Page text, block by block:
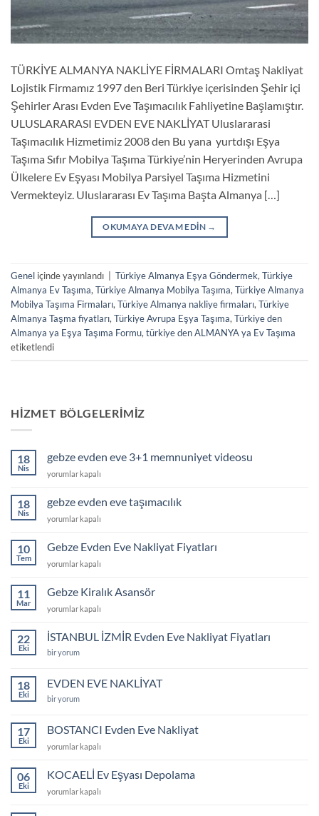
TÜRKİYE ALMANYA NAKLİYE FİRMALARI Omtaş Nakliyat
Lojistik Firmamız 1997 den Beri Türkiye içerisinden Şehir içi
Şehirler Arası Evden Eve Taşımacılık Fahliyetine Başlamıştır.
ULUSLARARASI EVDEN EVE NAKLİYAT Uluslararasi
Taşımacılık Hizmetimiz 2008 den Bu yana yurtdışı Eşya
Taşıma Sıfır Mobilya Taşıma Türkiye’nin Heryerinden Avrupa
Ülkelere Ev Eşyası Mobilya Parsiyel Taşıma Hizmetini
Vermekteyiz. Uluslararası Ev Taşıma Başta Almanya […]
OKUMAYA DEVAM EDIN →
Genel içinde yayınlandı Türkiye Almanya Eşya Göndermek, Türkiye
Almanya Ev Taşıma, Türkiye Almanya Mobilya Taşıma, Türkiye Almanya
Mobilya Taşıma Firmaları, Türkiye Almanya nakliye firmaları, Türkiye
Almanya Taşma fiyatları, Türkiye Avrupa Eşya Taşıma, Türkiye den
Almanya ya Eşya Taşıma Formu, türkiye den ALMANYA ya Ev Taşıma
etiketlendi
HIZMET BÖLGELERIMIZ
18
Nis
gebze evden eve 3+1 memnuniyet videosu
gebze
3+1
memnuniyet
için
yorumlar kapalı
18
Nis
gebze evden eve taşımacılık
gebze
eve
için
yorumlar kapalı
10
Tem
Gebze Evden Eve Nakliyat Fiyatları
Gebze
Eve
Fiyatları
yorumlar kapalı
11
Mar
Gebze Kiralık Asansör
Gebze
Asansör
yorumlar kapalı
22
Eki
İSTANBUL İZMİR Evden Eve Nakliyat Fiyatları
İSTANBUL
Eve
Nakliyat
Fiyatları
bir yorum
18
Eki
EVDEN EVE NAKLİYAT
EVDEN
için
bir yorum
17
Eki
BOSTANCI Evden Eve Nakliyat
BOSTANCI
Eve
için
yorumlar kapalı
06
Eki
KOCAELİ Ev Eşyası Depolama
KOCAELİ
yorumlar kapalı